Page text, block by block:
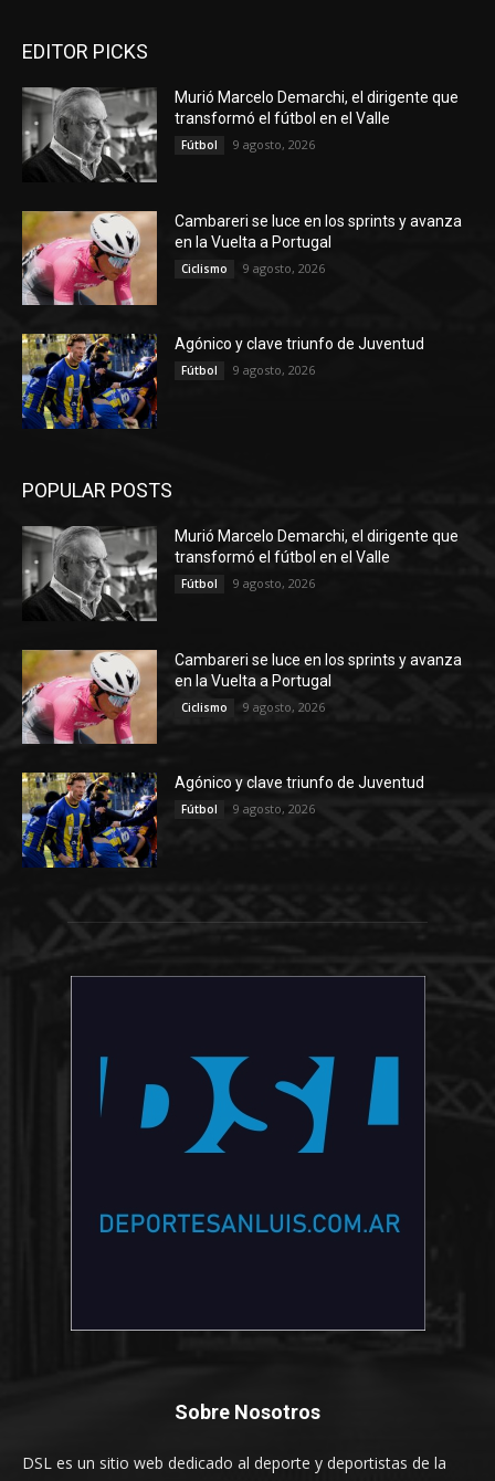
EDITOR PICKS
Murió Marcelo Demarchi, el dirigente que
transformó el fútbol en el Valle
Fútbol 9 agosto, 2026
Cambareri se luce en los sprints y avanza
en la Vuelta a Portugal
Ciclismo 9 agosto, 2026
Agónico y clave triunfo de Juventud
Fútbol 9 agosto, 2026
POPULAR POSTS
Murió Marcelo Demarchi, el dirigente que
transformó el fútbol en el Valle
Fútbol 9 agosto, 2026
Cambareri se luce en los sprints y avanza
en la Vuelta a Portugal
Ciclismo 9 agosto, 2026
Agónico y clave triunfo de Juventud
Fútbol 9 agosto, 2026
Sobre Nosotros
DSL es un sitio web dedicado al deporte y deportistas de la